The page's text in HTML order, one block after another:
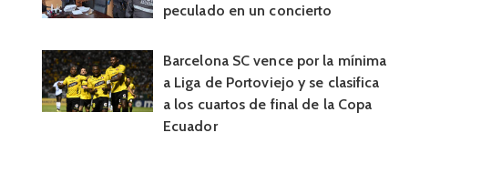
peculado en un concierto
Barcelona SC vence por la mínima
a Liga de Portoviejo y se clasifica
a los cuartos de final de la Copa
Ecuador